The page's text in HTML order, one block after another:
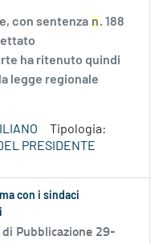
con sentenza n. 188
ha ritenuto quindi
legge regionale
Tipologia:
PRESIDENTE
con i sindaci
di Pubblicazione 29-